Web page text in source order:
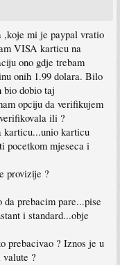
,koje mi je paypal vratio
VISA karticu na
ono gdje trebam
onih 1.99 dolara. Bilo
bio dobio taj
opciju da verifikujem
ili ?
karticu...unio karticu
pocetkom mjeseca i
provizije ?
prebacim pare...pise
i standard...obje
prebacivao ? Iznos je u
?